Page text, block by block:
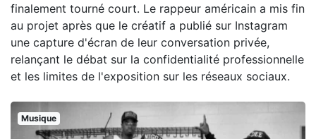
finalement tourné court. Le rappeur américain a mis fin
au projet après que le créatif a publié sur Instagram
une capture d'écran de leur conversation privée,
relançant le débat sur la confidentialité professionnelle
et les limites de l'exposition sur les réseaux sociaux.
Musique